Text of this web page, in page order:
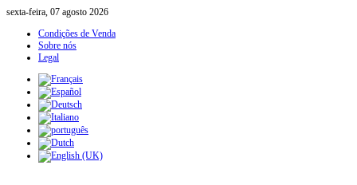
sexta-feira, 07 agosto 2026
Condições de Venda
Sobre nós
Legal